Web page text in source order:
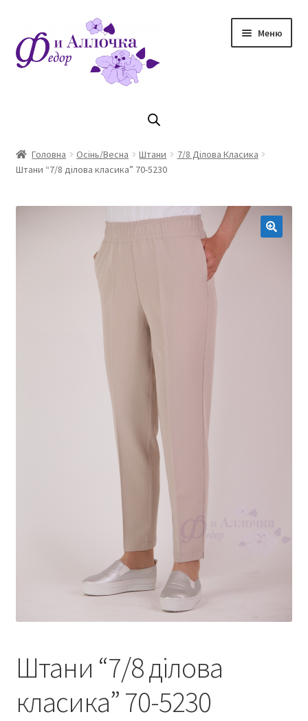
до
навігації
до
контенту
Меню
Магазин
Оплата та доставка
Головна Осінь/Весна Штани
7/8 Ділова Класика
Штани “7/8 ділова класика” 70-5230
Штани “7/8 ділова
класика” 70-5230